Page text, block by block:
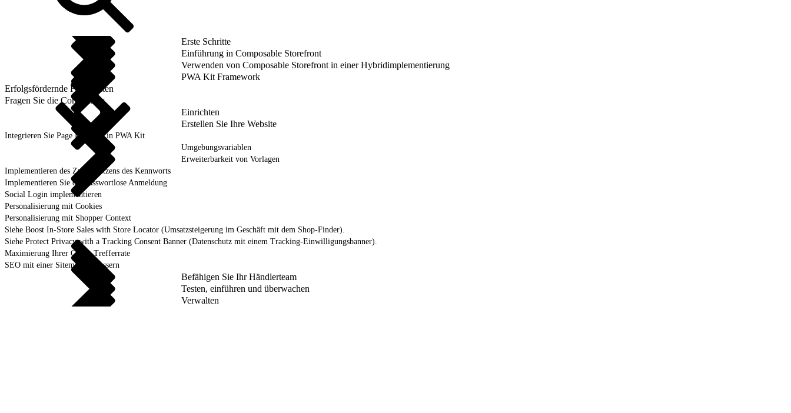
Erste Schritte
Einführung in Composable Storefront
Verwenden von Composable Storefront in einer Hybridimplementierung
PWA Kit Framework
Erfolgsfördernde Fähigkeiten
Fragen Sie die Community
Einrichten
Erstellen Sie Ihre Website
Integrieren Sie Page Designer in PWA Kit
Umgebungsvariablen
Erweiterbarkeit von Vorlagen
Implementieren des Zurücksetzens des Kennworts
Implementieren Sie die passwortlose Anmeldung
Social Login implementieren
Personalisierung mit Cookies
Personalisierung mit Shopper Context
Siehe Boost In-Store Sales with Store Locator (Umsatzsteigerung im Geschäft mit dem Shop-Finder).
Siehe Protect Privacy with a Tracking Consent Banner (Datenschutz mit einem Tracking-Einwilligungsbanner).
Maximierung Ihrer Cache-Trefferrate
SEO mit einer Sitemap verbessern
Befähigen Sie Ihr Händlerteam
Testen, einführen und überwachen
Verwalten